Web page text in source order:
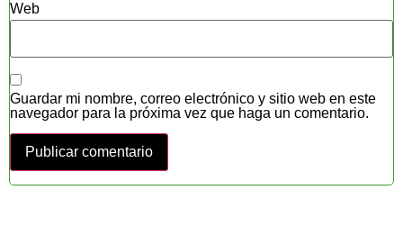
Web
Guardar mi nombre, correo electrónico y sitio web en este
navegador para la próxima vez que haga un comentario.